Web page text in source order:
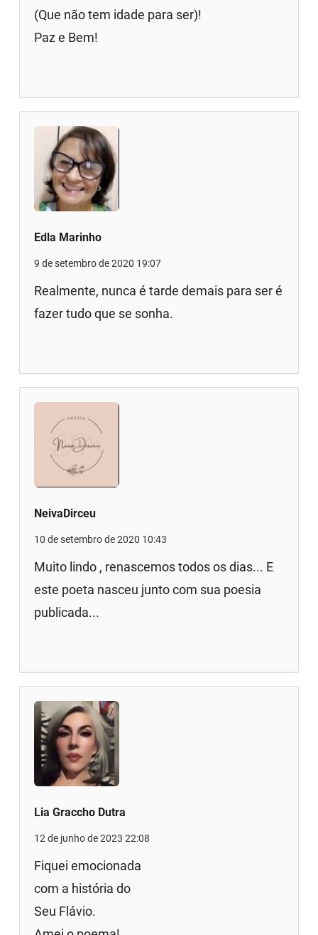
(Que não tem idade para ser)!
Paz e Bem!
Edla Marinho
9 de setembro de 2020 19:07
Realmente, nunca é tarde demais para ser é
fazer tudo que se sonha.
NeivaDirceu
10 de setembro de 2020 10:43
Muito lindo , renascemos todos os dias... E
este poeta nasceu junto com sua poesia
publicada...
Lia Graccho Dutra
12 de junho de 2023 22:08
Fiquei emocionada
com a história do
Seu Flávio.